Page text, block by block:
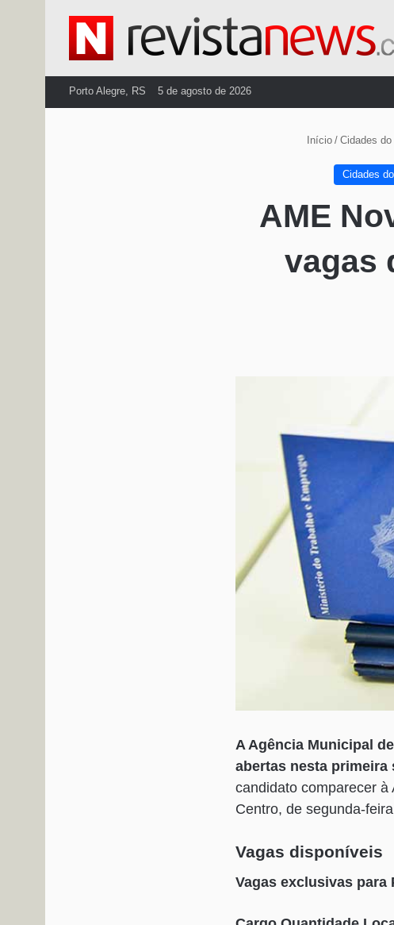
Porto Alegre, RS 5 de agosto de 2026
Início / Cidades do
Cidades
AME
vagas
A Agência Municipal
abertas nesta primeira
candidato comparecer
Centro, de segunda-
Vagas disponíveis
Vagas exclusivas para